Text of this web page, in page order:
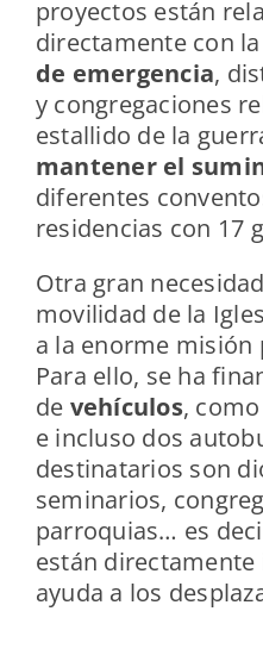
proyectos están
directamente con
de emergencia,
y congregaciones
estallido de la
mantener el
diferentes
residencias con 17
Otra gran
movilidad de la
a la enorme misión
Para ello, se ha
de vehículos,
e incluso dos
destinatarios son
seminarios,
parroquias… es
están
ayuda a los